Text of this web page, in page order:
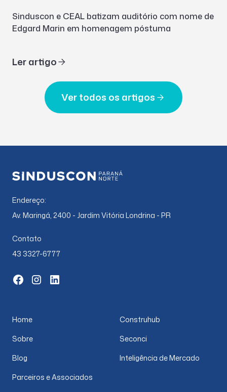
Sinduscon e CEAL batizam auditório com nome de
Edgard Marin em homenagem póstuma
Ler artigo
Ver todos os artigos
Endereço:
Av. Maringá, 2400 - Jardim Vitória Londrina - PR
Contato
43 3327-6777
Home
Sobre
Blog
Parceiros e Associados
Construhub
Seconci
Inteligência de Mercado